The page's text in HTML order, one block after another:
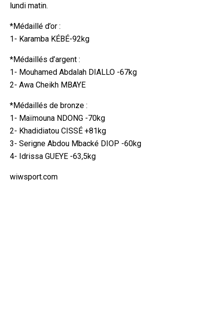
lundi matin.
*Médaillé d’or :
1- Karamba KÉBÉ-92kg
*Médaillés d’argent :
1- Mouhamed Abdalah DIALLO -67kg
2- Awa Cheikh MBAYE
*Médaillés de bronze :
1- Maïmouna NDONG -70kg
2- Khadidiatou CISSÉ +81kg
3- Serigne Abdou Mbacké DIOP -60kg
4- Idrissa GUEYE -63,5kg
wiwsport.com